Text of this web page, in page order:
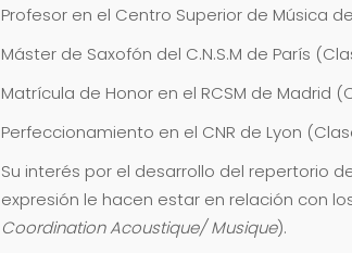
Profesor en el Centro Superior de Música
Máster de Saxofón del C.N.S.M de París
Matrícula de Honor en el RCSM de Madrid
Perfeccionamiento en el CNR de Lyon
Su interés por el desarrollo del repertorio
expresión le hacen estar en relación con
Coordination Acoustique/ Musique).